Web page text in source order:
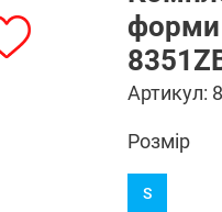
форми
Артикул:
Розмір
S